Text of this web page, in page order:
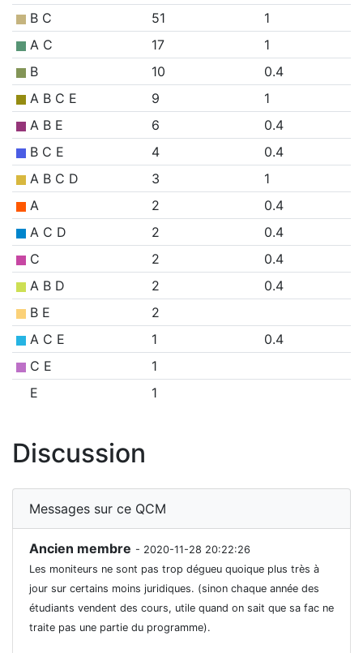
B C
51
1
A C
17
1
B
10
0.4
A B C E
9
1
A B E
6
0.4
B C E
4
0.4
A B C D
3
1
A
2
0.4
A C D
2
0.4
C
2
0.4
A B D
2
0.4
B E
2
A C E
1
0.4
C E
1
E
1
Discussion
Messages sur ce QCM
Ancien membre - 2020-11-28 20:22:26
Les moniteurs ne sont pas trop dégueu quoique plus très à
jour sur certains moins juridiques. (sinon chaque année des
étudiants vendent des cours, utile quand on sait que sa fac ne
traite pas une partie du programme).